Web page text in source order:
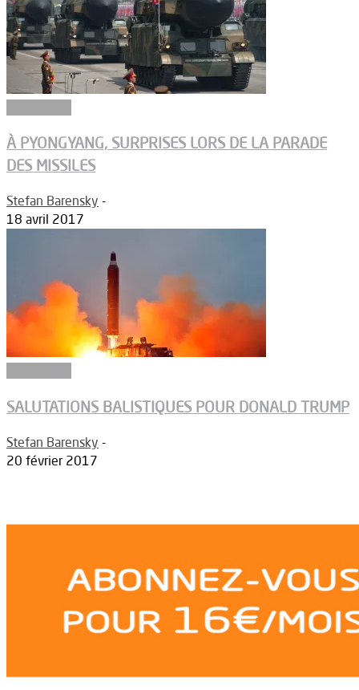
À PYONGYANG, SURPRISES LORS DE LA PARADE
DES MISSILES
Stefan Barensky -
18 avril 2017
SALUTATIONS BALISTIQUES POUR DONALD TRUMP
Stefan Barensky -
20 février 2017